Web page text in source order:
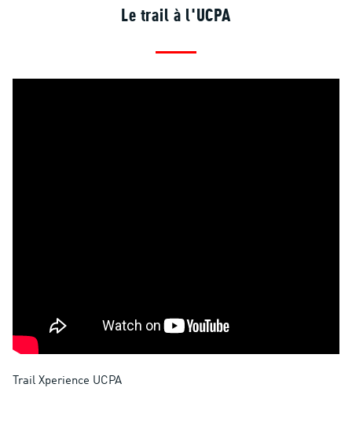
Le trail à l'UCPA
Trail Xperience UCPA